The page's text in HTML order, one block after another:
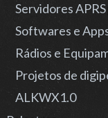
Servidores
Softwares e
Rádios e
Projetos de
ALKWX1.0